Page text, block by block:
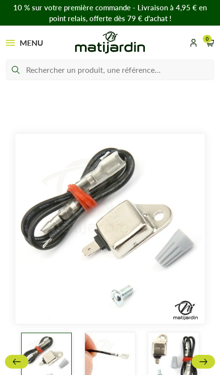
10 % sur votre première commande - Livraison à 4,95 € en
point relais, offerte dès 79 € d’achat !
MENU 0